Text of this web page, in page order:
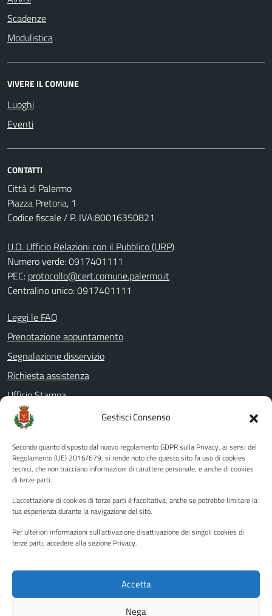
Gestisci Consenso
Secondo quanto disposto dal nuovo regolamento GDPR sulla Privacy, ai sensi del
Regolamento (UE) 2016/679, si rende noto che questo sito fa uso di cookies
tecnici, che non tracciano informazioni di carattere personale, e anche di cookies
di terze parti.
L'accettazione di cookies di terze parti è facoltativa, anche se potrebbe limitare la
tua esperienza durante la navigazione del sito.
Per ulteriori informazioni sull'attivazione disattivazione dei singoli cookies di
terze parti, accedere alla sezione Privacy.
Accetta
Nega
Scadenze
Modulistica
VIVERE IL COMUNE
Luoghi
Eventi
CONTATTI
Città di Palermo
Piazza Pretoria, 1
Codice fiscale / P. IVA:80016350821
U.O. Ufficio Relazioni con il Pubblico (URP)
Numero verde: 0917401111
PEC: protocollo@cert.comune.palermo.it
Centralino unico: 0917401111
Leggi le FAQ
Prenotazione appuntamento
Segnalazione disservizio
Richiesta assistenza
Ufficio Stampa
Amministrazione Trasparente
Albo pretorio
Informativa privacy
Note legali
Piano di miglioramento del sito
Instagram